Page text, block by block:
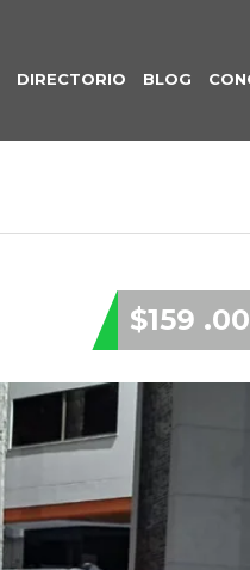
DIRECTORIO BLOG
$159